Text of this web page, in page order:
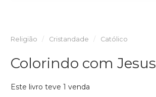
Religião Cristandade Católico
Colorindo com Jesus
Este livro teve 1 venda